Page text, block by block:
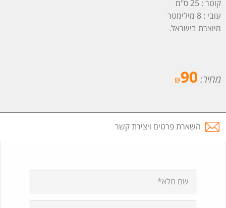
קוטר : 25 ס"מ
עובי : 8 מילימטר
מיוצרת בישראל.
מחיר: 90
₪
השארת פרטים ויצירת קשר